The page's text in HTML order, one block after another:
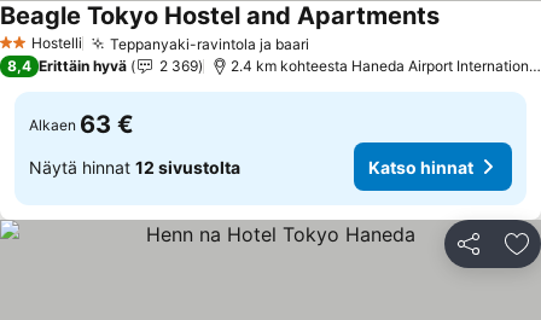
2 Tähtiluokitus
Hostelli Teppanyaki-ravintola ja baari
Beagle Tokyo Hostel and ApartmentsKatso
8,4 Erittäin hyvä 2 369 2.4 km kohteesta Haneda Airport
Alkaen 63 €
Näytä hinnat 12 sivustolta Katso hinnat
Jaa